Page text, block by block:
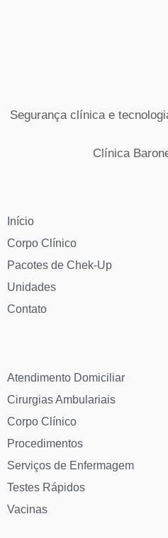
Segurança clínica e
Clínica
Início
Corpo Clínico
Pacotes de Chek-Up
Unidades
Contato
Atendimento Domiciliar
Cirurgias Ambulariais
Corpo Clínico
Procedimentos
Serviços de Enfermagem
Testes Rápidos
Vacinas